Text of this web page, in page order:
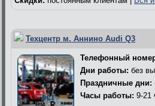
Техцентр м. Аннино Audi Q3
Телефонный
Дни работы: без
Праздничные дни:
Часы работы: 9-21